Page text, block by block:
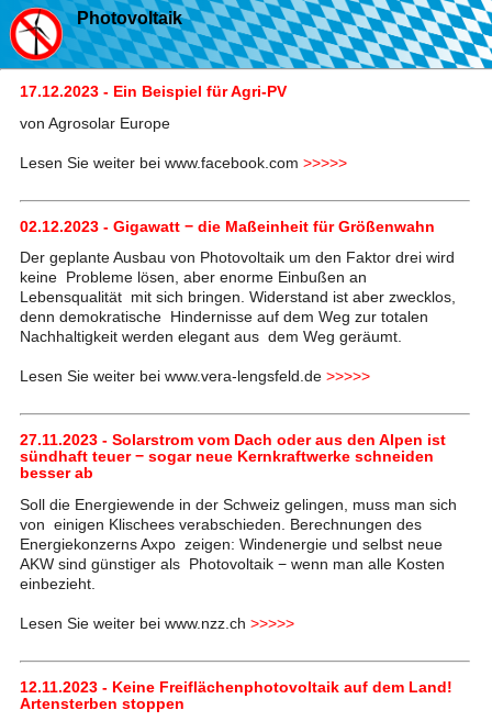
Photovoltaik
17.12.2023 - Ein Beispiel für Agri-PV
von Agrosolar Europe
Lesen Sie weiter bei www.facebook.com >>>>>
02.12.2023 - Gigawatt − die Maßeinheit für Größenwahn
Der geplante Ausbau von Photovoltaik um den Faktor drei wird
keine Probleme lösen, aber enorme Einbußen an
Lebensqualität mit sich bringen. Widerstand ist aber zwecklos,
denn demokratische Hindernisse auf dem Weg zur totalen
Nachhaltigkeit werden elegant aus dem Weg geräumt.
Lesen Sie weiter bei www.vera-lengsfeld.de >>>>>
27.11.2023 - Solarstrom vom Dach oder aus den Alpen ist
sündhaft teuer − sogar neue Kernkraftwerke schneiden
besser ab
Soll die Energiewende in der Schweiz gelingen, muss man sich
von einigen Klischees verabschieden. Berechnungen des
Energiekonzerns Axpo zeigen: Windenergie und selbst neue
AKW sind günstiger als Photovoltaik − wenn man alle Kosten
einbezieht.
Lesen Sie weiter bei www.nzz.ch >>>>>
12.11.2023 - Keine Freiflächenphotovoltaik auf dem Land!
Artensterben stoppen